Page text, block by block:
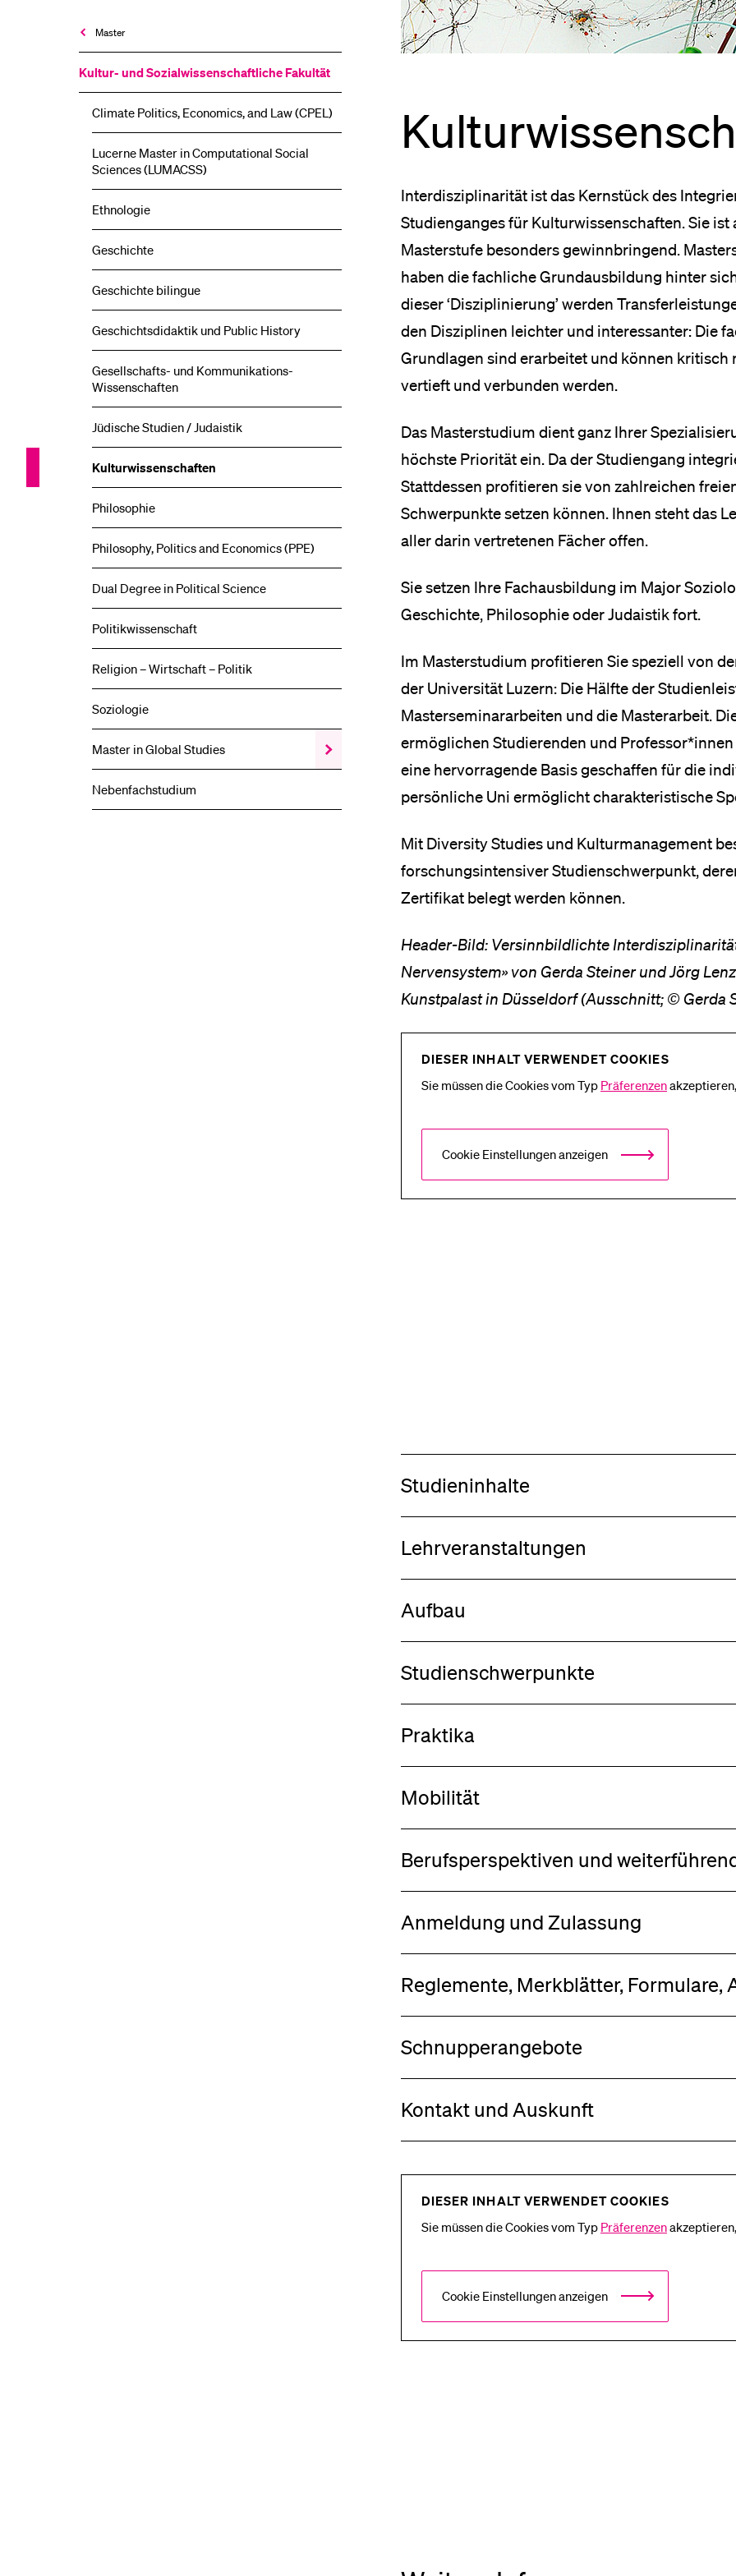
Master
Kultur- und Sozial­wissenschaftliche Fakultät
Climate Politics, Economics, and Law (CPEL)
Lucerne Master in Computational Social
Sciences (LUMACSS)
Ethnologie
Geschichte
Geschichte bilingue
Geschichtsdidaktik und Public History
Gesellschafts- und Kommunikations-
Wissenschaften
Jüdische Studien / Judaistik
Kultur­wissenschaften
Philosophie
Philosophy, Politics and Economics (PPE)
Dual Degree in Political Science
Politikwissenschaft
Religion – Wirtschaft – Politik
Soziologie
Master in Global Studies
Zeige
das
Global
Nebenfachstudium
Interdisziplinarität ist das Kernstück des
Studienganges für Kulturwissenschaften. Sie ist
Masterstufe besonders gewinnbringend.
haben die fachliche Grundausbildung hinter
dieser ‘Disziplinierung’ werden
den Disziplinen leichter und interessanter: Die
Grundlagen sind erarbeitet und können kritisch
vertieft und verbunden werden.
Das Masterstudium dient ganz Ihrer
höchste Priorität ein. Da der Studiengang
Stattdessen profitieren sie von zahlreichen
Schwerpunkte setzen können. Ihnen steht das
aller darin vertretenen Fächer offen.
Sie setzen Ihre Fachausbildung im Major
Geschichte, Philosophie oder Judaistik fort.
Im Masterstudium profitieren Sie speziell von
der Universität Luzern: Die Hälfte der
Masterseminararbeiten und die Masterarbeit.
ermöglichen Studierenden und
eine hervorragende Basis geschaffen für die
persönliche Uni ermöglicht charakteristische
Mit Diversity Studies und Kulturmanagement
forschungsintensiver Studienschwerpunkt,
Zertifikat belegt werden können.
Header-Bild: Versinnbildlichte
Nervensystem» von Gerda Steiner und Jörg
Kunstpalast in Düsseldorf (Ausschnitt; © Gerda
DIESER INHALT VERWENDET COOKIES
Sie müssen die Cookies vom Typ Präferenzen
Cookie Einstellungen anzeigen
Studieninhalte
Lehrveranstaltungen
Aufbau
Studienschwerpunkte
Praktika
Mobilität
Berufsperspektiven und
Anmeldung und Zulassung
Reglemente, Merkblätter, Formulare,
Schnupperangebote
Kontakt und Auskunft
DIESER INHALT VERWENDET COOKIES
Sie müssen die Cookies vom Typ Präferenzen
Cookie Einstellungen anzeigen
Stellensuchende
Förderer